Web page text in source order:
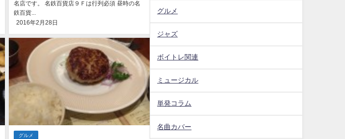
名店です。 名鉄百貨店９Ｆは行列必須 昼時の名
鉄百貨...
2016年2月28日
グルメ
グルメ
ジャズ
ボイトレ関連
ミュージカル
単発コラム
名曲カバー